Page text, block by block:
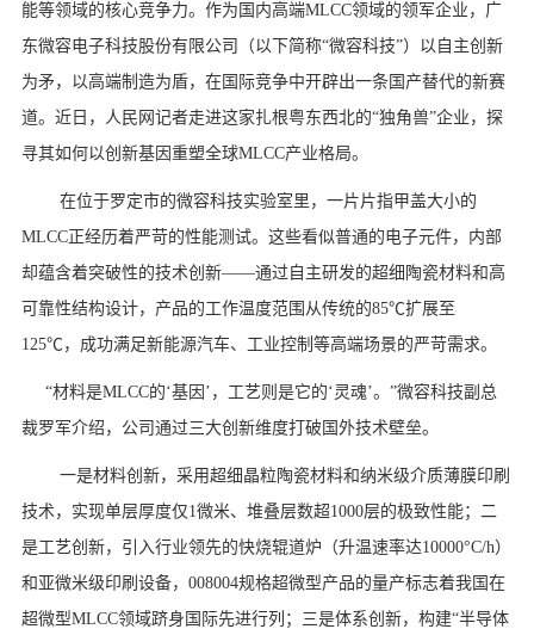
能等领域的核心竞争力。作为国内高端MLCC领域的领军企业，广
东微容电子科技股份有限公司（以下简称“微容科技”）以自主创新
为矛，以高端制造为盾，在国际竞争中开辟出一条国产替代的新赛
道。近日，人民网记者走进这家扎根粤东西北的“独角兽”企业，探
寻其如何以创新基因重塑全球MLCC产业格局。
在位于罗定市的微容科技实验室里，一片片指甲盖大小的
MLCC正经历着严苛的性能测试。这些看似普通的电子元件，内部
却蕴含着突破性的技术创新——通过自主研发的超细陶瓷材料和高
可靠性结构设计，产品的工作温度范围从传统的85℃扩展至
125℃，成功满足新能源汽车、工业控制等高端场景的严苛需求。
“材料是MLCC的‘基因’，工艺则是它的‘灵魂’。”微容科技副总
裁罗军介绍，公司通过三大创新维度打破国外技术壁垒。
一是材料创新，采用超细晶粒陶瓷材料和纳米级介质薄膜印刷
技术，实现单层厚度仅1微米、堆叠层数超1000层的极致性能；二
是工艺创新，引入行业领先的快烧辊道炉（升温速率达10000°C/h）
和亚微米级印刷设备，008004规格超微型产品的量产标志着我国在
超微型MLCC领域跻身国际先进行列；三是体系创新，构建“半导体